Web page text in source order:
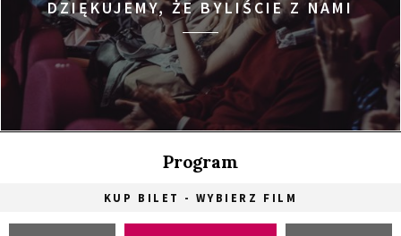
DZIĘKUJEMY, ŻE BYLIŚCIE Z NAMI
Program
KUP BILET - WYBIERZ FILM